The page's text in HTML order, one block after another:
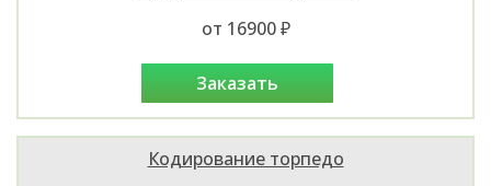
от 16900 ₽
заказать
Кодирование торпедо